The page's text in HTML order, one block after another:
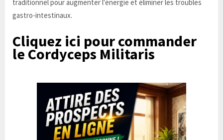
traditionnel pour augmenter l'énergie et éliminer les troubles
gastro-intestinaux.
Cliquez ici pour commander
le Cordyceps Militaris